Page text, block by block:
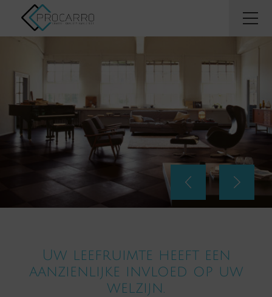
Uw leefruimte heeft een
aanzienlijke invloed op uw
welzijn.